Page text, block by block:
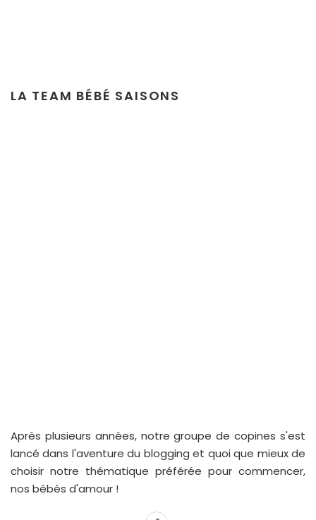
LA TEAM BÉBÉ SAISONS
Après plusieurs années, notre groupe de copines s'est
lancé dans l'aventure du blogging et quoi que mieux de
choisir notre thématique préférée pour commencer,
nos bébés d'amour !